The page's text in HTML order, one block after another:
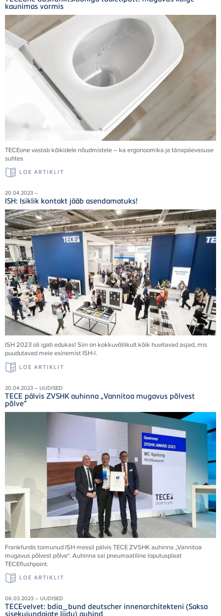
kaunimas vormis
TECEone vastab kõikidele nõudmistele – ka ergonoomika ja tänapäevasuse
suhtes
LOE ARTIKLIT
20.04.2023 –
ISH: Isiklik kontakt jääb asendamatuks!
ISH 2023 oli igati edukas! Siin on kokkuvõtlikult kõik huvitavad asjad, mis
puudutavad meie esinemist ISH-l.
LOE ARTIKLIT
20.04.2023 – UUDISED
TECE pälvis ZVSHK auhinna „Vannitoa mugavus põlvest
põlve“
Frankfurdis toimunud ISH messil pälvis TECE ZVSHK auhinna „Vannitoa
mugavus põlvest põlve“. Auhinna sai pneumaatiline loputusplaat
TECEflushpoint.
LOE ARTIKLIT
06.03.2023 – UUDISED
TECEvelvet: bdia_bund deutscher innenarchitekteni (Saksa
sisekujundajate liidu) auhind